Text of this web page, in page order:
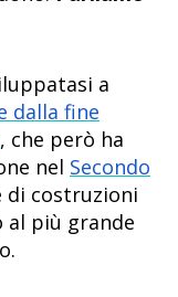
a
dalla fine
, che però ha
nel Secondo
di costruzioni
più grande